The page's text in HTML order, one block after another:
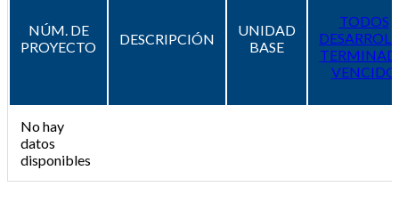
NÚM. DE
PROYECTO
DESCRIPCIÓN
UNIDAD
BASE
TODOS
VENCIDO
No hay
datos
disponibles